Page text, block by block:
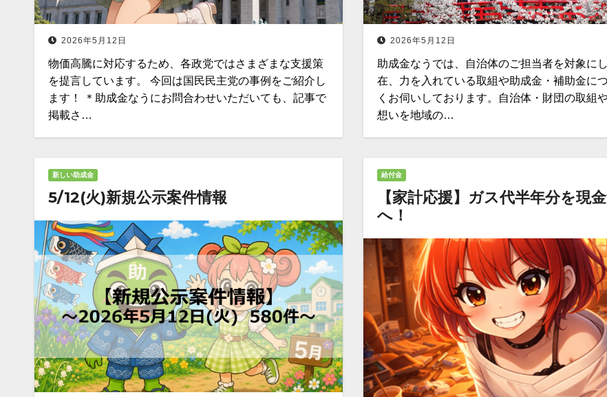
2026年5月12日
物価高騰に対応するため、各政党ではさまざまな支援策
を提言しています。 今回は国民民主党の事例をご紹介し
ます！ ＊助成金なうにお問合わせいただいても、記事で
掲載さ…
2026年5月12日
助成金なうでは、自治体のご担当者を対象に
在、力を入れている取組や助成金・補助金に
くお伺いしております。自治体・財団の取組
想いを地域の…
新しい助成金
5/12(火)新規公示案件情報
給付金
【家計応援】ガス代半年分を現
へ！